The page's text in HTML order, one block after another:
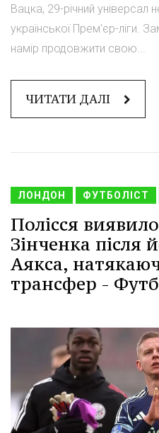
Вацка, 29-річний універсал
української Прем'єр-ліги.
намір продовжити свою...
ЧИТАТИ ДАЛІ
ЛОНДОН ФУТБОЛІСТ
Полісся
Зінченка після
Аякса,
трансфер -